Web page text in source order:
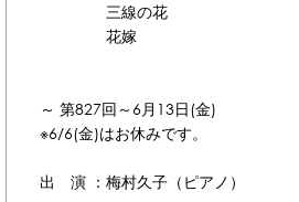
三線の花
花嫁
～ 第827回～6月13日(金)
※6/6(金)はお休みです。
出 演 ：梅村久子（ピアノ）